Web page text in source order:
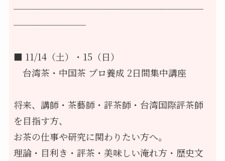
─────────────────────
────────
■ 11/14（土）・15（日）
台湾茶・中国茶 プロ養成 2日間集中講座
将来、講師・茶藝師・評茶師・台湾国際評茶師
を目指す方、
お茶の仕事や研究に関わりたい方へ。
理論・目利き・評茶・美味しい淹れ方・歴史文